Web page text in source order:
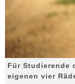
Für Studierende
eigenen vier